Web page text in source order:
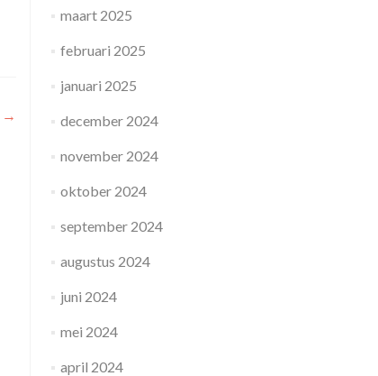
→
maart 2025
februari 2025
januari 2025
december 2024
november 2024
oktober 2024
september 2024
augustus 2024
juni 2024
mei 2024
april 2024